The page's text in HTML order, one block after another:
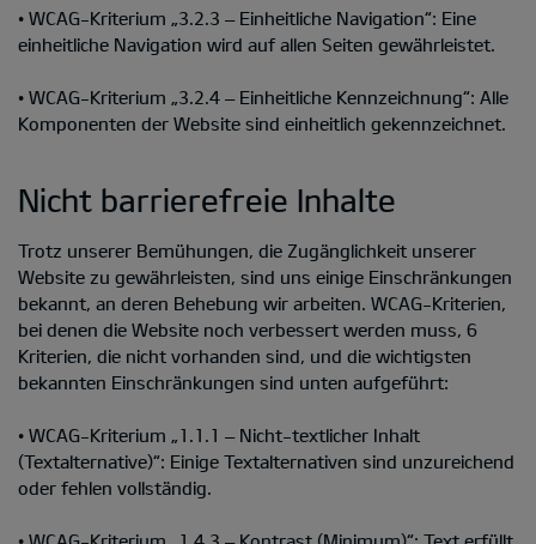
• WCAG-Kriterium „3.2.3 – Einheitliche Navigation“: Eine
einheitliche Navigation wird auf allen Seiten gewährleistet.
• WCAG-Kriterium „3.2.4 – Einheitliche Kennzeichnung“: Alle
Komponenten der Website sind einheitlich gekennzeichnet.
Nicht barrierefreie Inhalte
Trotz unserer Bemühungen, die Zugänglichkeit unserer
Website zu gewährleisten, sind uns einige Einschränkungen
bekannt, an deren Behebung wir arbeiten. WCAG-Kriterien,
bei denen die Website noch verbessert werden muss, 6
Kriterien, die nicht vorhanden sind, und die wichtigsten
bekannten Einschränkungen sind unten aufgeführt:
• WCAG-Kriterium „1.1.1 – Nicht-textlicher Inhalt
(Textalternative)“: Einige Textalternativen sind unzureichend
oder fehlen vollständig.